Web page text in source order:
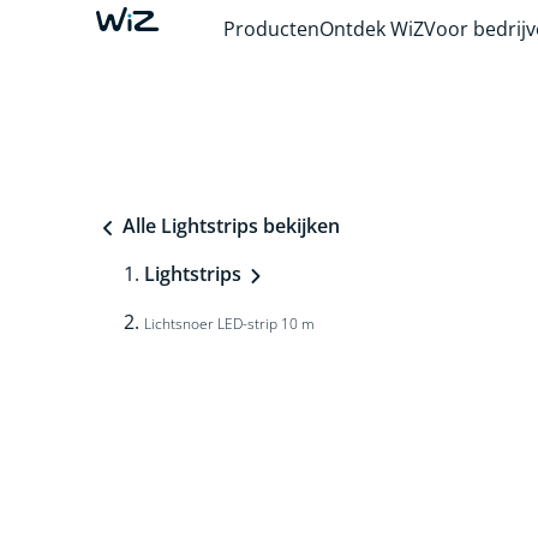
ProductenOntdek WiZVoor
Alle Lightstrips bekijken
Lightstrips
Lichtsnoer LED-strip 10 m